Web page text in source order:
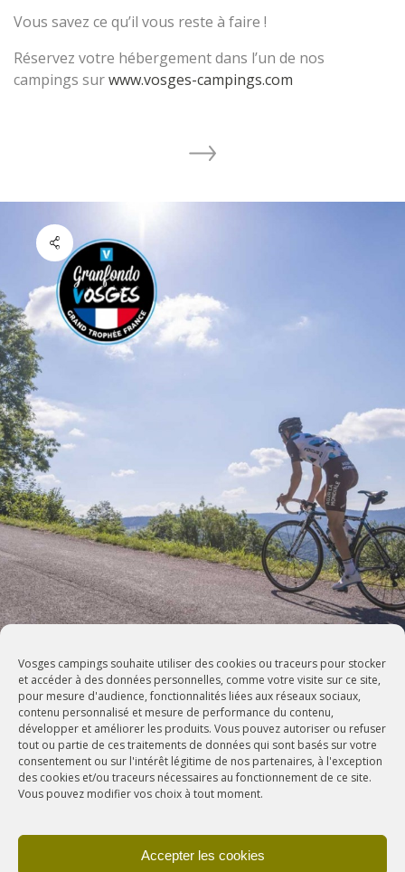
Vosges campings souhaite utiliser des cookies ou traceurs pour stocker
et accéder à des données personnelles, comme votre visite sur ce site,
pour mesure d'audience, fonctionnalités liées aux réseaux sociaux,
contenu personnalisé et mesure de performance du contenu,
développer et améliorer les produits. Vous pouvez autoriser ou refuser
tout ou partie de ces traitements de données qui sont basés sur votre
consentement ou sur l'intérêt légitime de nos partenaires, à l'exception
des cookies et/ou traceurs nécessaires au fonctionnement de ce site.
Vous pouvez modifier vos choix à tout moment.
Accepter les cookies
Vous savez ce qu’il vous reste à faire !
Réservez votre hébergement dans l’un de nos
campings surwww.vosges-campings.com